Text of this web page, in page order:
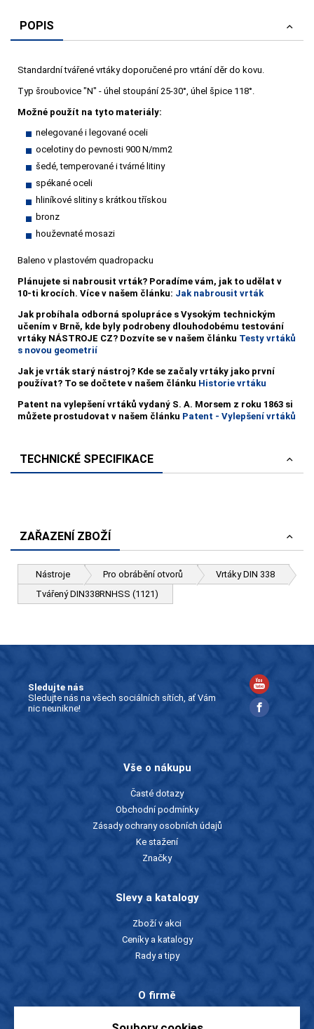
POPIS
Standardní tvářené vrtáky doporučené pro vrtání děr do kovu.
Typ šroubovice "N" - úhel stoupání 25-30°, úhel špice 118°.
Možné použít na tyto materiály:
nelegované i legované oceli
ocelotiny do pevnosti 900 N/mm2
šedé, temperované i tvárné litiny
spékané oceli
hliníkové slitiny s krátkou třískou
bronz
houževnaté mosazi
Baleno v plastovém quadropacku
Plánujete si nabrousit vrták? Poradíme vám, jak to udělat v
10-ti krocích. Více v našem článku: Jak nabrousit vrták
Jak probíhala odborná spolupráce s Vysokým technickým
učením v Brně, kde byly podrobeny dlouhodobému testování
vrtáky NÁSTROJE CZ? Dozvíte se v našem článku Testy vrtáků
s novou geometrií
Jak je vrták starý nástroj? Kde se začaly vrtáky jako první
používat? To se dočtete v našem článku Historie vrtáku
Patent na vylepšení vrtáků vydaný S. A. Morsem z roku 1863 si
můžete prostudovat v našem článku Patent - Vylepšení vrtáků
TECHNICKÉ SPECIFIKACE
ZAŘAZENÍ ZBOŽÍ
Nástroje Pro obrábění otvorů
Vrtáky DIN 338
Tvářený DIN338RNHSS (1121)
Sledujte nás
Sledujte nás na všech sociálních sítích, ať Vám
nic neunikne!
Vše o nákupu
Časté dotazy
Obchodní podmínky
Zásady ochrany osobních údajů
Ke stažení
Značky
Slevy a katalogy
Zboží v akci
Ceníky a katalogy
Rady a tipy
O firmě